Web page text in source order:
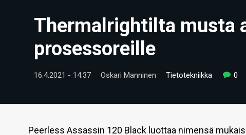
Thermalrightilta musta
prosessoreille
16.4.2021 - 14:37 Oskari Manninen Tietotekniikka 0
Peerless Assassin 120 Black luottaa nimensä